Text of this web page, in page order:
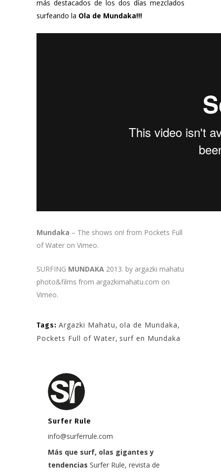
más destacados de los dos días mezclados
surfeando la Ola de Mundaka!!!
Mundaka – The shows on! from Pockets Full
of Water on Vimeo.
SURFING MUNDAKA 2013. by argazki mahatu
photo&films from argazkimahatu.com on
Vimeo.
Tags: Argazki Mahatu, ola de Mundaka,
Pockets Full of Water, surf en Mundaka
Surfer Rule
info@surferrule.com
Más que surf, olas gigantes y
tendencias Surfer Rule, revista de